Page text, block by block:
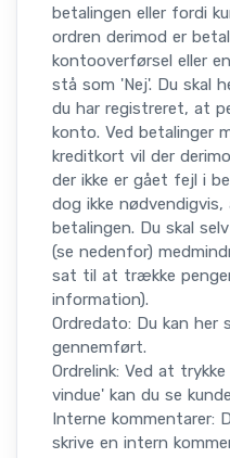
betalingen eller fordi
ordren derimod er
kontooverførsel eller
stå som 'Nej'. Du skal
du har registreret, at
konto. Ved betalinger
kreditkort vil der
der ikke er gået fejl i
dog ikke
betalingen. Du skal
(se nedenfor)
sat til at trække
information).
Ordredato: Du kan her
gennemført.
Ordrelink: Ved at
vindue' kan du se
Interne kommentarer:
skrive en intern